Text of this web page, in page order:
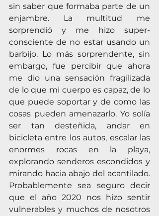
sin saber que formaba parte de un
enjambre. La multitud me
sorprendió y me hizo super-
consciente de no estar usando un
barbijo. Lo más sorprendente, sin
embargo, fue percibir que ahora
me dio una sensación fragilizada
de lo que mi cuerpo es capaz, de lo
que puede soportar y de como las
cosas pueden amenazarlo. Yo solía
ser tan desteñida, andar en
bicicleta entre los autos, escalar las
enormes rocas en la playa,
explorando senderos escondidos y
mirando hacia abajo del acantilado.
Probablemente sea seguro decir
que el año 2020 nos hizo sentir
vulnerables ​y muchos de nosotros